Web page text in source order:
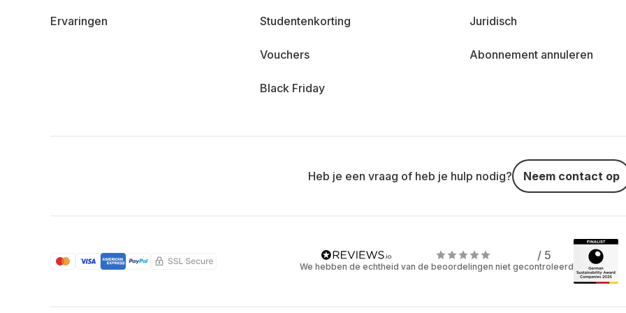
Ervaringen Studentenkorting
Vouchers
Black Friday
Juridisch
Abonnement annuleren
Heb je een vraag of heb je hulp nodig? Neem contact op
/ 5
We hebben de echtheid van de beoordelingen niet gecontroleerd